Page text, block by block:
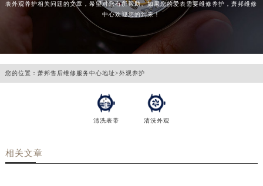
表外观养护相关问题的文章，希望对您有所帮助。如果您的爱表需要维修养护，萧邦维修
中心欢迎您的到来！
您的位置： 萧邦售后维修服务中心地址>外观养护
清洗表带 清洗外观
相关文章